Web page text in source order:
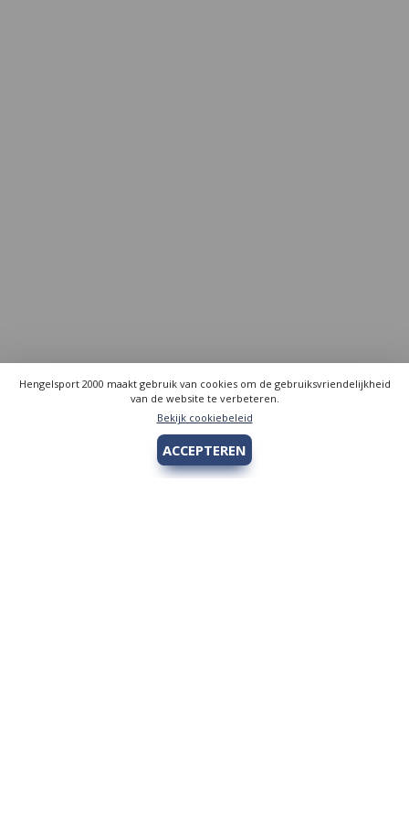
Hengelsport 2000 maakt gebruik van cookies om de gebruiksvriendelijkheid
van de website te verbeteren.
Bekijk cookiebeleid
ACCEPTEREN